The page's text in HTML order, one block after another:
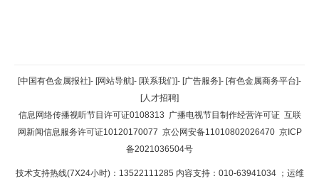
返回顶部
返回首页
[中国有色金属报社]- [网站导航]- [联系我们]- [广告服务]- [有色金属商务平台]-
[人才招聘]
信息网络传播视听节目许可证0108313 广播电视节目制作经营许可证 互联
网新闻信息服务许可证10120170077 京公网安备11010802026470 京ICP
备2021036504号
技术支持热线(7X24小时)：13522111285 内容支持：010-63941034 ；运维